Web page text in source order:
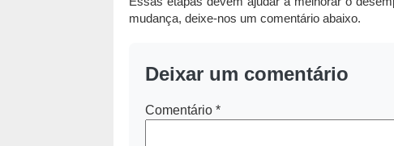
mudança, deixe-nos um comentário abaixo.
Deixar um comentário
Comentário *